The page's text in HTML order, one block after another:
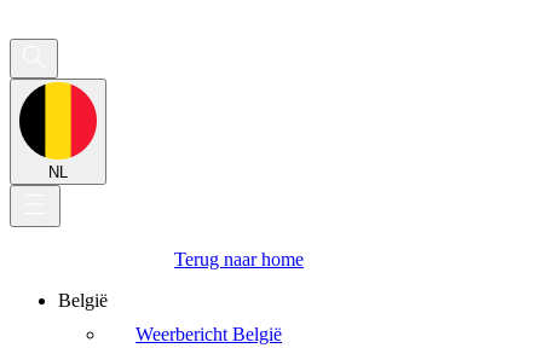
NL
Terug naar home
België
Weerbericht België